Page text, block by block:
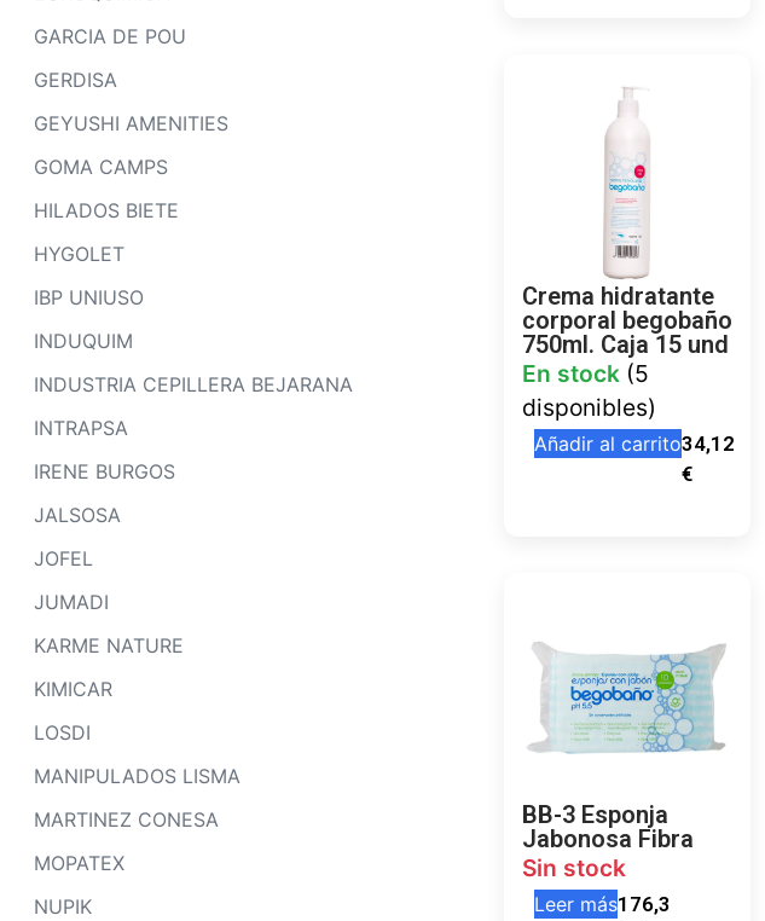
GARCIA DE POU
GERDISA
GEYUSHI AMENITIES
GOMA CAMPS
HILADOS BIETE
HYGOLET
IBP UNIUSO
INDUQUIM
INDUSTRIA CEPILLERA BEJARANA
INTRAPSA
IRENE BURGOS
JALSOSA
JOFEL
JUMADI
KARME NATURE
KIMICAR
LOSDI
MANIPULADOS LISMA
MARTINEZ CONESA
MOPATEX
NUPIK
Crema hidratante
corporal begobaño
750ml. Caja 15 und
En stock (5
disponibles)
Añadir al carrito34,12
€
BB-3 Esponja
Jabonosa Fibra
Sin stock
Leer más176,3